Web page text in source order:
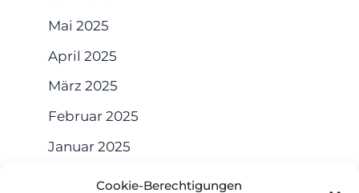
Cookie-Berechtigungen
Mai 2025
April 2025
März 2025
Februar 2025
Januar 2025
Dezember 2024